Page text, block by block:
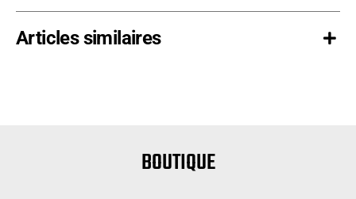
Articles similaires
BOUTIQUE